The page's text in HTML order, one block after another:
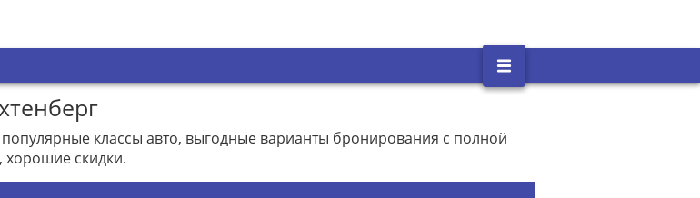
классы авто, выгодные варианты бронирования с полной
скидки.